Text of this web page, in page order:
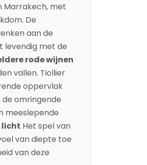
Marrakech, met
De
aan de
levendig met de
rode wijnen
vallen. Tiollier
oppervlak
omringende
meeslepende
licht Het spel van
van diepte toe
van deze